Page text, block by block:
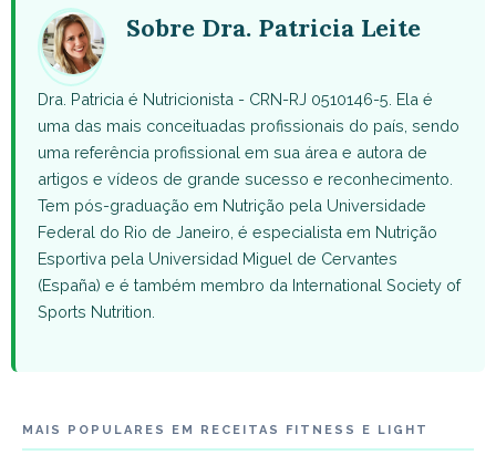
Sobre Dra. Patricia Leite
Dra. Patricia é Nutricionista - CRN-RJ 0510146-5. Ela é
uma das mais conceituadas profissionais do país, sendo
uma referência profissional em sua área e autora de
artigos e vídeos de grande sucesso e reconhecimento.
Tem pós-graduação em Nutrição pela Universidade
Federal do Rio de Janeiro, é especialista em Nutrição
Esportiva pela Universidad Miguel de Cervantes
(España) e é também membro da International Society of
Sports Nutrition.
MAIS POPULARES EM RECEITAS FITNESS E LIGHT